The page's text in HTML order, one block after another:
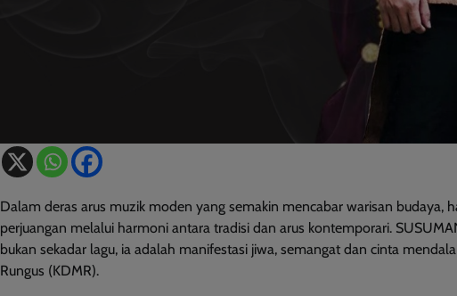
Dalam deras arus muzik moden yang semakin mencabar warisan budaya,
perjuangan melalui harmoni antara tradisi dan arus kontemporari.
bukan sekadar lagu, ia adalah manifestasi jiwa, semangat dan cinta
Rungus (KDMR).